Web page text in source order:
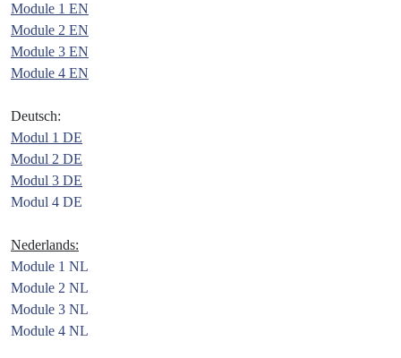
Module 1 EN
Module 2 EN
Module 3 EN
Module 4 EN
Deutsch:
Modul 1 DE
Modul 2 DE
Modul 3 DE
Modul 4 DE
Nederlands:
Module 1 NL
Module 2 NL
Module 3 NL
Module 4 NL